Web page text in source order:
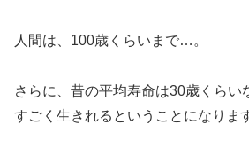
人間は、100歳くらいまで…。
さらに、昔の平均寿命は30歳くらい
すごく生きれるということになりま